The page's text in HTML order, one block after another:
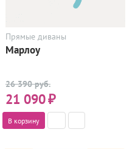
Прямые диваны
Марлоу
26 390 руб.
21 090₽
В корзину